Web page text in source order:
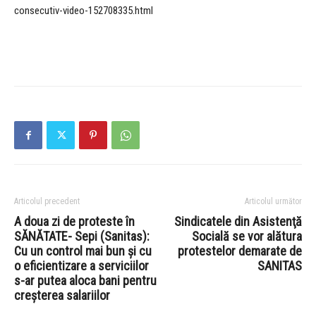
consecutiv-video-152708335.html
Articolul precedent
A doua zi de proteste în
SĂNĂTATE- Sepi (Sanitas):
Cu un control mai bun şi cu
o eficientizare a serviciilor
s-ar putea aloca bani pentru
creşterea salariilor
Articolul următor
Sindicatele din Asistenţă
Socială se vor alătura
protestelor demarate de
SANITAS